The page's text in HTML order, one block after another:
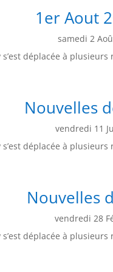
1er Aout
samedi 2
s’est déplacée à
Nouvelles
vendredi 11
s’est déplacée à
Nouvelles
vendredi 28
s’est déplacée à